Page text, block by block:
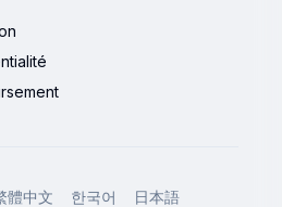
體中文 한국어
日本語